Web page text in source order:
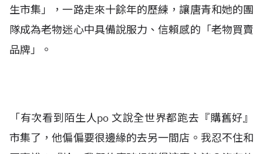
生市集」，一路走來十餘年的歷練，讓唐青和她的團
隊成為老物迷心中具備說服力、信賴感的「老物買賣
品牌」。
「有次看到陌生人po 文說全世界都跑去『購舊好』
市集了，他偏偏要很邊緣的去另一間店。我忍不住和